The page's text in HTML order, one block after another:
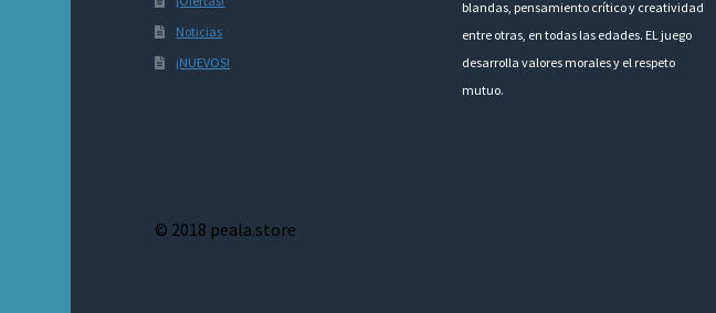
Noticias
¡NUEVOS!
blandas, pensamiento crítico y creatividad
entre otras, en todas las edades. EL juego
desarrolla valores morales y el respeto
mutuo.
© 2018 peala.store